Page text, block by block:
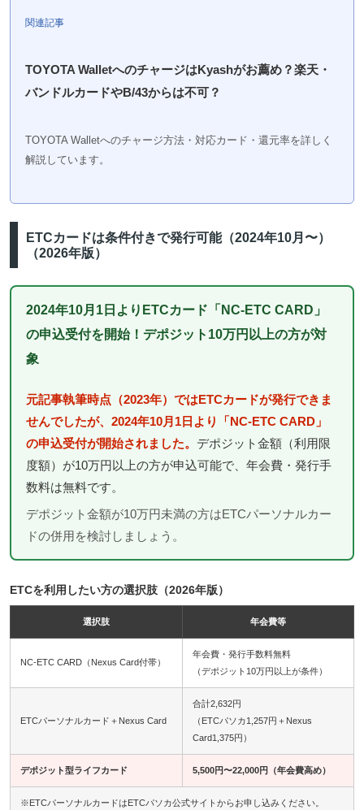
関連記事
TOYOTA WalletへのチャージはKyashがお薦め？楽天・
バンドルカードやB/43からは不可？
TOYOTA Walletへのチャージ方法・対応カード・還元率を詳しく
解説しています。
ETCカードは条件付きで発行可能（2024年10月〜）
（2026年版）
2024年10月1日よりETCカード「NC-ETC CARD」
の申込受付を開始！デポジット10万円以上の方が対
象
元記事執筆時点（2023年）ではETCカードが発行できま
せんでしたが、2024年10月1日より「NC-ETC CARD」
の申込受付が開始されました。 デポジット金額（利用限
度額）が10万円以上の方が申込可能で、年会費・発行手
数料は無料です。
デポジット金額が10万円未満の方はETCパーソナルカー
ドの併用を検討しましょう。
ETCを利用したい方の選択肢（2026年版）
選択肢 年会費等
NC-ETC CARD（Nexus Card付帯）
年会費・発行手数料無料
（デポジット10万円以上が条件）
ETCパーソナルカード＋Nexus Card
合計2,632円
（ETCパソカ1,257円＋Nexus
Card1,375円）
デポジット型ライフカード 5,500円〜22,000円（年会費高め）
※ETCパーソナルカードはETCパソカ公式サイトからお申し込みください。